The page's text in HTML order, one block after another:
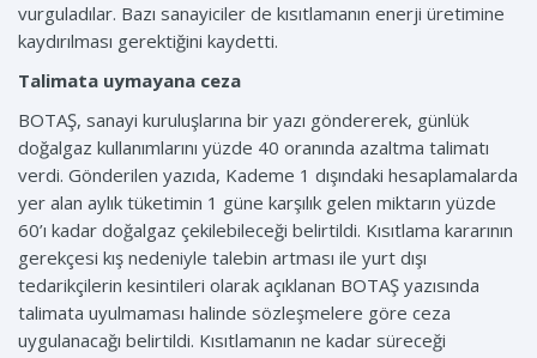
vurguladılar. Bazı sanayiciler de kısıtlamanın enerji üretimine
kaydırılması gerektiğini kaydetti.
Talimata uymayana ceza
BOTAŞ, sanayi kuruluşlarına bir yazı göndererek, günlük
doğalgaz kullanımlarını yüzde 40 oranında azaltma talimatı
verdi. Gönderilen yazıda, Kademe 1 dışındaki hesaplamalarda
yer alan aylık tüketimin 1 güne karşılık gelen miktarın yüzde
60’ı kadar doğalgaz çekilebileceği belirtildi. Kısıtlama kararının
gerekçesi kış nedeniyle talebin artması ile yurt dışı
tedarikçilerin kesintileri olarak açıklanan BOTAŞ yazısında
talimata uyulmaması halinde sözleşmelere göre ceza
uygulanacağı belirtildi. Kısıtlamanın ne kadar süreceği